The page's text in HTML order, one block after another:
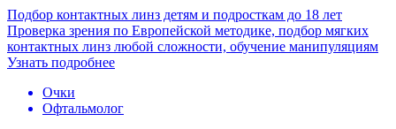
Подбор контактных линз детям и подросткам до 18 лет
Проверка зрения по Европейской методике, подбор мягких
контактных линз любой сложности, обучение манипуляциям
Узнать подробнее
Очки
Офтальмолог